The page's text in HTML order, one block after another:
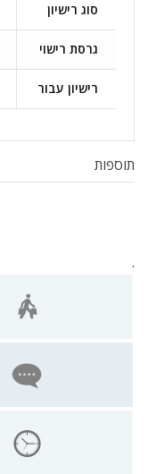
סוג רישיון
גרסת רישוי
רישיון עבור
תוספות
.